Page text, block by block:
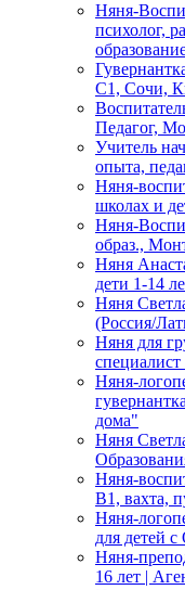
Няня-
психолог,
C1, Сочи,
Педагог,
Учитель
опыта,
Няня-
школах и
Няня-
образ.,
Няня
дети 1-14
Няня
(Россия/
Няня для
Няня-
дома"
Няня
Няня-
B1, вахта,
Няня-
для детей
Няня-
16 лет |